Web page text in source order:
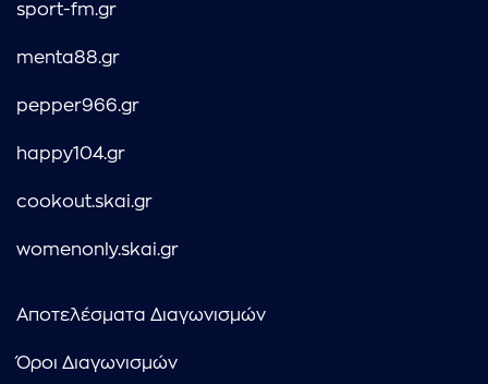
sport-fm.gr
menta88.gr
pepper966.gr
happy104.gr
cookout.skai.gr
womenonly.skai.gr
Αποτελέσματα Διαγωνισμών
Όροι Διαγωνισμών